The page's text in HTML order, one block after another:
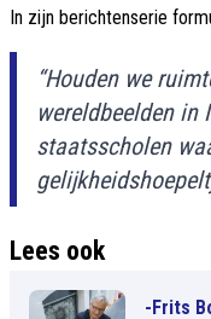
In zijn berichtenserie
“Houden we
wereldbeelden in
staatsscholen
Lees ook
-Frits